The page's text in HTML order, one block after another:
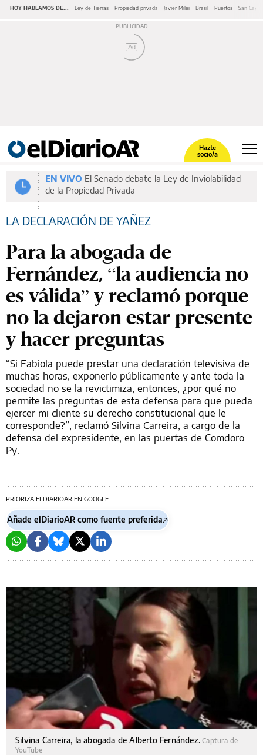
HOY HABLAMOS DE... Ley de Tierras Propiedad privada Javier Milei Brasil Puertos San
Ad
Hazte
socio/a
EN VIVO El Senado debate la Ley de Inviolabilidad
de la Propiedad Privada
LA DECLARACIÓN DE YAÑEZ
Para la abogada de
Fernández, “la audiencia no
es válida” y reclamó porque
no la dejaron estar presente
y hacer preguntas
“Si Fabiola puede prestar una declaración televisiva de
muchas horas, exponerlo públicamente y ante toda la
sociedad no se la revictimiza, entonces, ¿por qué no
permite las preguntas de esta defensa para que pueda
ejercer mi cliente su derecho constitucional que le
corresponde?”, reclamó Silvina Carreira, a cargo de la
defensa del expresidente, en las puertas de Comdoro
Py.
PRIORIZA ELDIARIOAR EN GOOGLE
Añade elDiarioAR como fuente preferida
Silvina Carreira, la abogada de Alberto Fernández. Captura de
YouTube